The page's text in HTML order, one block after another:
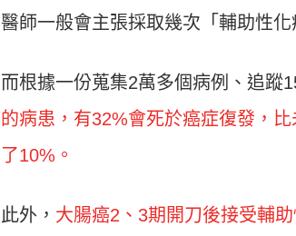
醫師一般會主張採取幾次「輔助性
而根據一份蒐集2萬多個病例、追蹤
的病患，有32%會死於癌症復發，
了10%。
此外， 大腸癌2、3期開刀後接受輔